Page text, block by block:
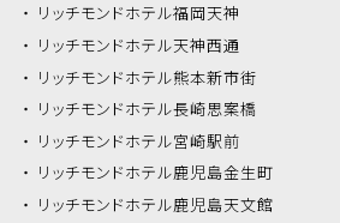
リッチモンドホテル福岡天神
リッチモンドホテル天神西通
リッチモンドホテル熊本新市街
リッチモンドホテル長崎思案橋
リッチモンドホテル宮崎駅前
リッチモンドホテル鹿児島金生町
リッチモンドホテル鹿児島天文館